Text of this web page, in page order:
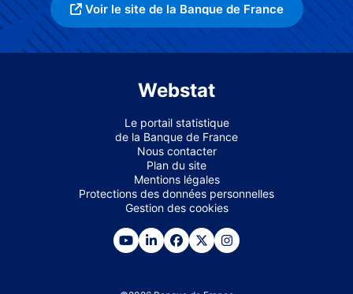
Voir le site de la Banque de France
Webstat
Le portail statistique
de la Banque de France
Nous contacter
Plan du site
Mentions légales
Protections des données personnelles
Gestion des cookies